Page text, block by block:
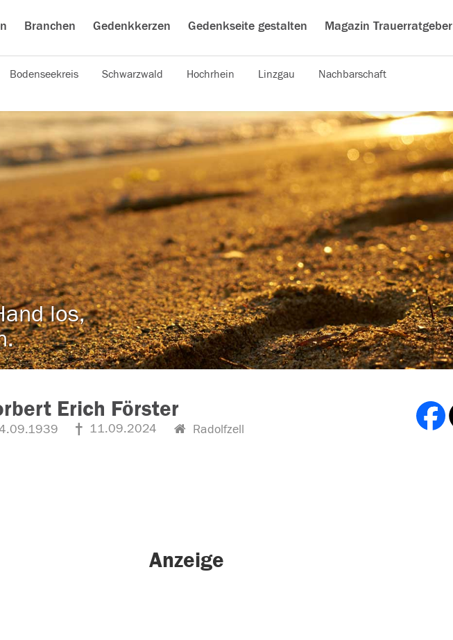
Branchen Gedenkkerzen Gedenkseite gestalten Magazin Trauerratgeber
Bodenseekreis Schwarzwald Hochrhein Linzgau Nachbarschaft
los,
Erich Förster
11.09.2024 Radolfzell
Anzeige